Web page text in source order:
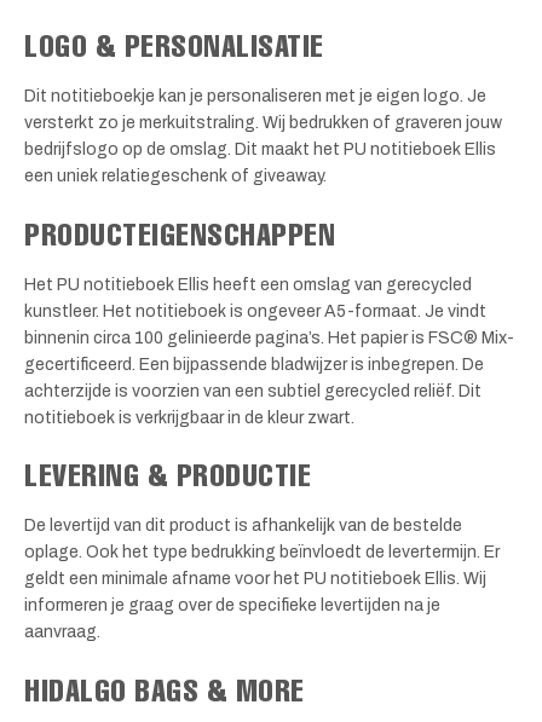
LOGO & PERSONALISATIE
Dit notitieboekje kan je personaliseren met je eigen logo. Je
versterkt zo je merkuitstraling. Wij bedrukken of graveren jouw
bedrijfslogo op de omslag. Dit maakt het PU notitieboek Ellis
een uniek relatiegeschenk of giveaway.
PRODUCTEIGENSCHAPPEN
Het PU notitieboek Ellis heeft een omslag van gerecycled
kunstleer. Het notitieboek is ongeveer A5-formaat. Je vindt
binnenin circa 100 gelinieerde pagina’s. Het papier is FSC® Mix-
gecertificeerd. Een bijpassende bladwijzer is inbegrepen. De
achterzijde is voorzien van een subtiel gerecycled reliëf. Dit
notitieboek is verkrijgbaar in de kleur zwart.
LEVERING & PRODUCTIE
De levertijd van dit product is afhankelijk van de bestelde
oplage. Ook het type bedrukking beïnvloedt de levertermijn. Er
geldt een minimale afname voor het PU notitieboek Ellis. Wij
informeren je graag over de specifieke levertijden na je
aanvraag.
HIDALGO BAGS & MORE